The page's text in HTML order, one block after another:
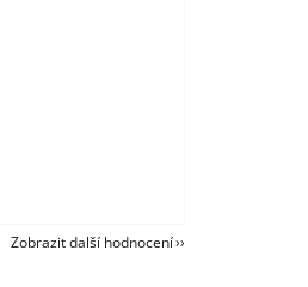
Zobrazit další hodnocení